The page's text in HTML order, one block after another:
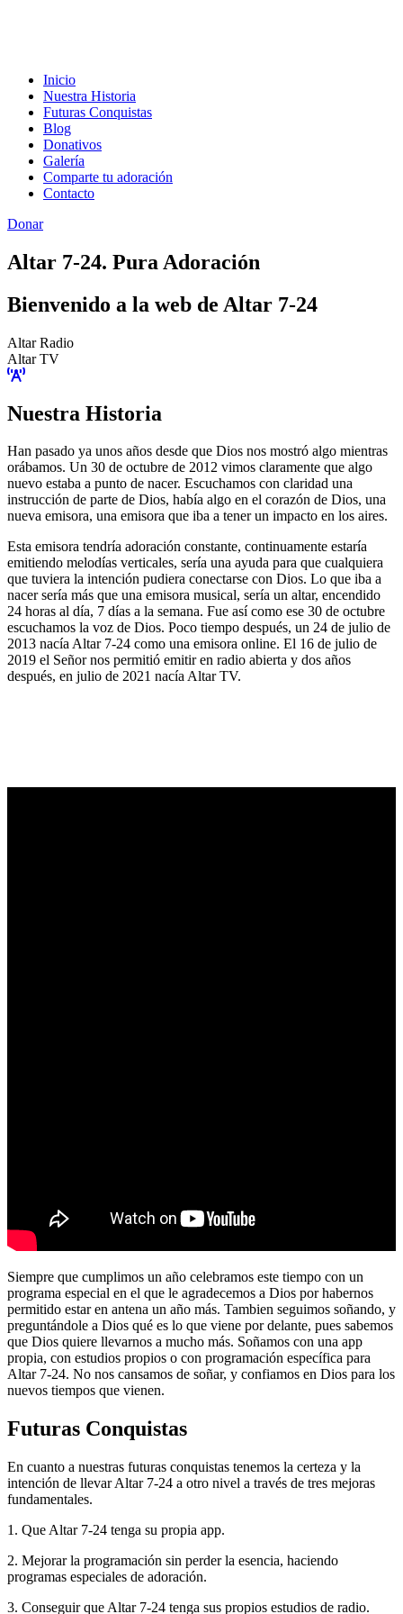
Inicio
Nuestra Historia
Futuras Conquistas
Blog
Donativos
Galería
Comparte tu adoración
Contacto
Donar
Altar 7-24. Pura Adoración
Bienvenido a la web de Altar 7-24
Altar Radio
Altar TV
Nuestra Historia
Han pasado ya unos años desde que Dios nos mostró algo mientras
orábamos. Un 30 de octubre de 2012 vimos claramente que algo
nuevo estaba a punto de nacer. Escuchamos con claridad una
instrucción de parte de Dios, había algo en el corazón de Dios, una
nueva emisora, una emisora que iba a tener un impacto en los aires.
Esta emisora tendría adoración constante, continuamente estaría
emitiendo melodías verticales, sería una ayuda para que cualquiera
que tuviera la intención pudiera conectarse con Dios. Lo que iba a
nacer sería más que una emisora musical, sería un altar, encendido
24 horas al día, 7 días a la semana. Fue así como ese 30 de octubre
escuchamos la voz de Dios. Poco tiempo después, un 24 de julio de
2013 nacía Altar 7-24 como una emisora online. El 16 de julio de
2019 el Señor nos permitió emitir en radio abierta y dos años
después, en julio de 2021 nacía Altar TV.
Siempre que cumplimos un año celebramos este tiempo con un
programa especial en el que le agradecemos a Dios por habernos
permitido estar en antena un año más. Tambien seguimos soñando, y
preguntándole a Dios qué es lo que viene por delante, pues sabemos
que Dios quiere llevarnos a mucho más. Soñamos con una app
propia, con estudios propios o con programación específica para
Altar 7-24. No nos cansamos de soñar, y confiamos en Dios para los
nuevos tiempos que vienen.
Futuras Conquistas
En cuanto a nuestras futuras conquistas tenemos la certeza y la
intención de llevar Altar 7-24 a otro nivel a través de tres mejoras
fundamentales.
1. Que Altar 7-24 tenga su propia app.
2. Mejorar la programación sin perder la esencia, haciendo
programas especiales de adoración.
3. Conseguir que Altar 7-24 tenga sus propios estudios de radio.